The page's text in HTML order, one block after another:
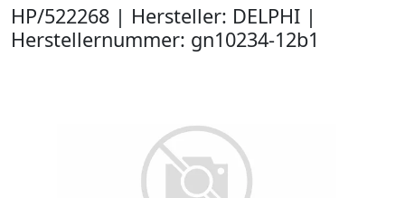
HP/522268 | Hersteller: DELPHI |
Herstellernummer: gn10234-12b1